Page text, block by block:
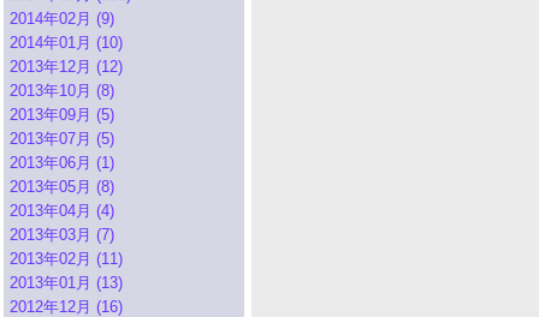
2014年02月 (9)
2014年01月 (10)
2013年12月 (12)
2013年10月 (8)
2013年09月 (5)
2013年07月 (5)
2013年06月 (1)
2013年05月 (8)
2013年04月 (4)
2013年03月 (7)
2013年02月 (11)
2013年01月 (13)
2012年12月 (16)